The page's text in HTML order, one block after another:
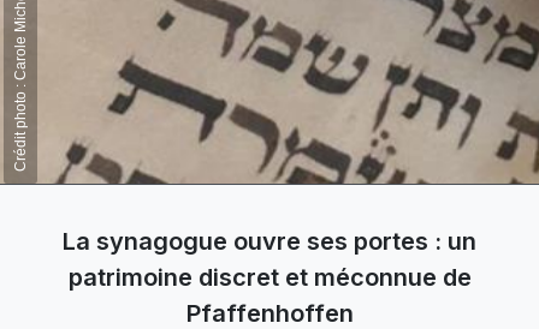
La synagogue ouvre ses portes : un
patrimoine discret et méconnue de
Pfaffenhoffen